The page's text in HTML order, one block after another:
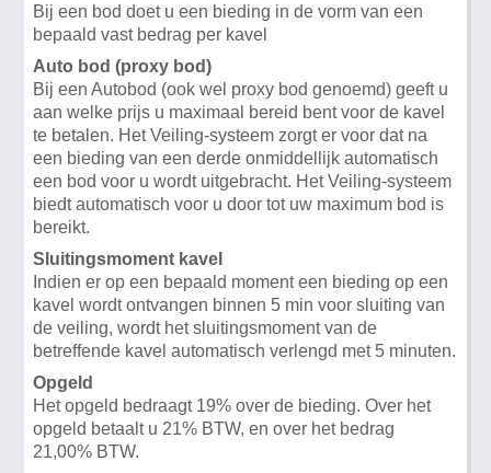
Bij een bod doet u een bieding in de vorm van een
bepaald vast bedrag per kavel
Auto bod (proxy bod)
Bij een Autobod (ook wel proxy bod genoemd) geeft u
aan welke prijs u maximaal bereid bent voor de kavel
te betalen. Het Veiling-systeem zorgt er voor dat na
een bieding van een derde onmiddellijk automatisch
een bod voor u wordt uitgebracht. Het Veiling-systeem
biedt automatisch voor u door tot uw maximum bod is
bereikt.
Sluitingsmoment kavel
Indien er op een bepaald moment een bieding op een
kavel wordt ontvangen binnen 5 min voor sluiting van
de veiling, wordt het sluitingsmoment van de
betreffende kavel automatisch verlengd met 5 minuten.
Opgeld
Het opgeld bedraagt 19% over de bieding. Over het
opgeld betaalt u 21% BTW, en over het bedrag
21,00% BTW.